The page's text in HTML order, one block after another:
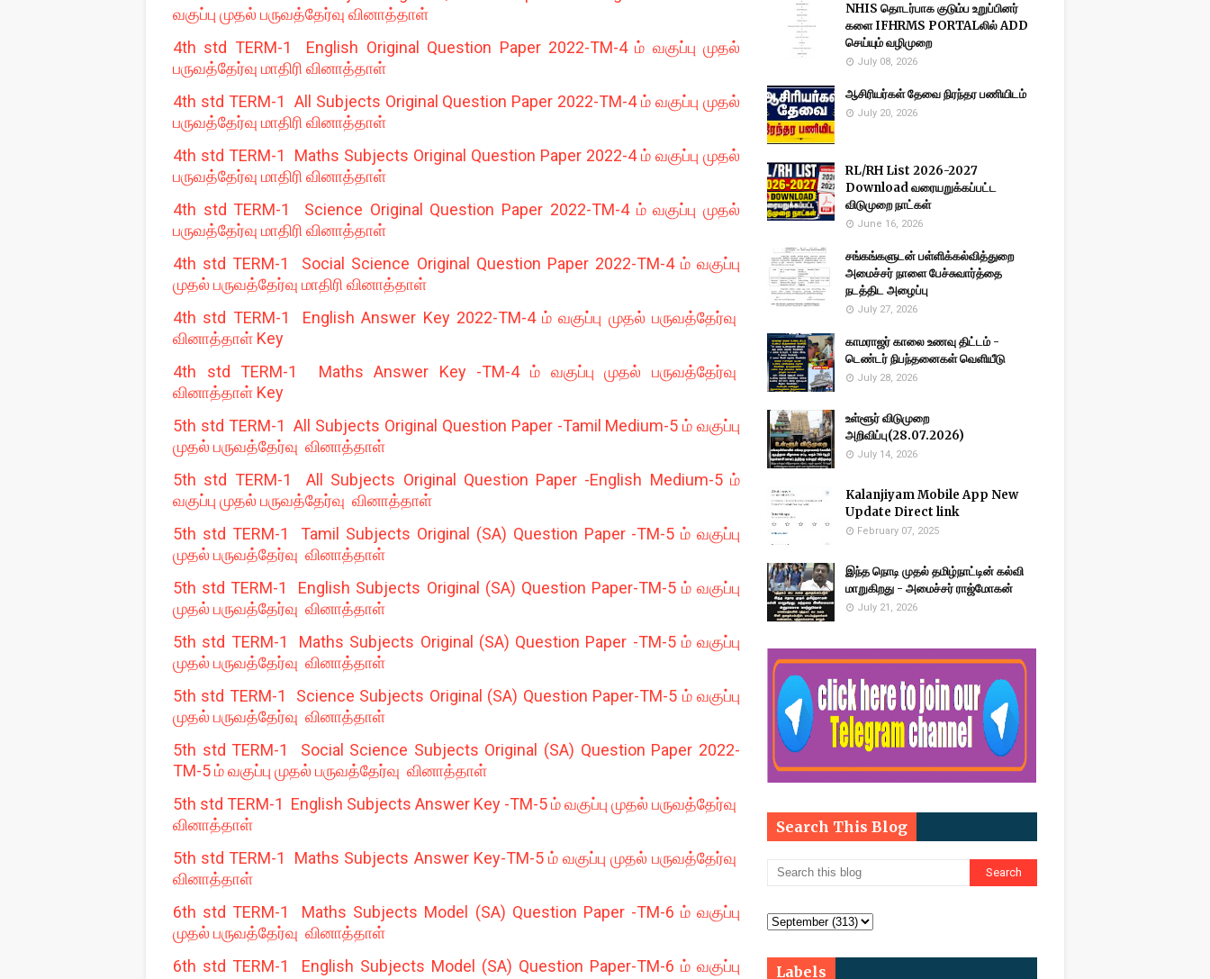
வகுப்பு முதல் பருவத்தேர்வு வினாத்தாள்
4th std TERM-1 English Original Question Paper 2022-TM-4 ம் வகுப்பு முதல்
பருவத்தேர்வு மாதிரி வினாத்தாள்
4th std TERM-1 All Subjects Original Question Paper 2022-TM-4 ம் வகுப்பு முதல்
பருவத்தேர்வு மாதிரி வினாத்தாள்
4th std TERM-1 Maths Subjects Original Question Paper 2022-4 ம் வகுப்பு முதல்
பருவத்தேர்வு மாதிரி வினாத்தாள்
4th std TERM-1 Science Original Question Paper 2022-TM-4 ம் வகுப்பு முதல்
பருவத்தேர்வு மாதிரி வினாத்தாள்
4th std TERM-1 Social Science Original Question Paper 2022-TM-4 ம் வகுப்பு
முதல் பருவத்தேர்வு மாதிரி வினாத்தாள்
4th std TERM-1 English Answer Key 2022-TM-4 ம் வகுப்பு முதல் பருவத்தேர்வு
வினாத்தாள் Key
4th std TERM-1 Maths Answer Key -TM-4 ம் வகுப்பு முதல் பருவத்தேர்வு
வினாத்தாள் Key
5th std TERM-1 All Subjects Original Question Paper -Tamil Medium-5 ம் வகுப்பு
முதல் பருவத்தேர்வு வினாத்தாள்
5th std TERM-1 All Subjects Original Question Paper -English Medium-5 ம்
வகுப்பு முதல் பருவத்தேர்வு வினாத்தாள்
5th std TERM-1 Tamil Subjects Original (SA) Question Paper -TM-5 ம் வகுப்பு
முதல் பருவத்தேர்வு வினாத்தாள்
5th std TERM-1 English Subjects Original (SA) Question Paper-TM-5 ம் வகுப்பு
முதல் பருவத்தேர்வு வினாத்தாள்
5th std TERM-1 Maths Subjects Original (SA) Question Paper -TM-5 ம் வகுப்பு
முதல் பருவத்தேர்வு வினாத்தாள்
5th std TERM-1 Science Subjects Original (SA) Question Paper-TM-5 ம் வகுப்பு
முதல் பருவத்தேர்வு வினாத்தாள்
5th std TERM-1 Social Science Subjects Original (SA) Question Paper 2022-
TM-5 ம் வகுப்பு முதல் பருவத்தேர்வு வினாத்தாள்
5th std TERM-1 English Subjects Answer Key -TM-5 ம் வகுப்பு முதல் பருவத்தேர்வு
வினாத்தாள்
5th std TERM-1 Maths Subjects Answer Key-TM-5 ம் வகுப்பு முதல் பருவத்தேர்வு
வினாத்தாள்
6th std TERM-1 Maths Subjects Model (SA) Question Paper -TM-6 ம் வகுப்பு
முதல் பருவத்தேர்வு வினாத்தாள்
6th std TERM-1 English Subjects Model (SA) Question Paper-TM-6 ம் வகுப்பு
NHIS தொடர்பாக குடும்ப உறுப்பினர்
களை IFHRMS PORTALலில் ADD
செய்யும் வழிமுறை
July 08, 2026
ஆசிரியர்கள் தேவை நிரந்தர பணியிடம்
July 20, 2026
RL/RH List 2026-2027
Download வரையறுக்கப்பட்ட
விடுமுறை நாட்கள்
June 16, 2026
சங்கங்களுடன் பள்ளிக்கல்வித்துறை
அமைச்சர் நாளை பேச்சுவார்த்தை
நடத்திட அழைப்பு
July 27, 2026
காமராஜர் காலை உணவு திட்டம் -
டெண்டர் நிபந்தனைகள் வெளியீடு
July 28, 2026
உள்ளூர் விடுமுறை
அறிவிப்பு(28.07.2026)
July 14, 2026
Kalanjiyam Mobile App New
Update Direct link
February 07, 2025
இந்த நொடி முதல் தமிழ்நாட்டின் கல்வி
மாறுகிறது - அமைச்சர் ராஜ்மோகன்
July 21, 2026
Search This Blog
Labels